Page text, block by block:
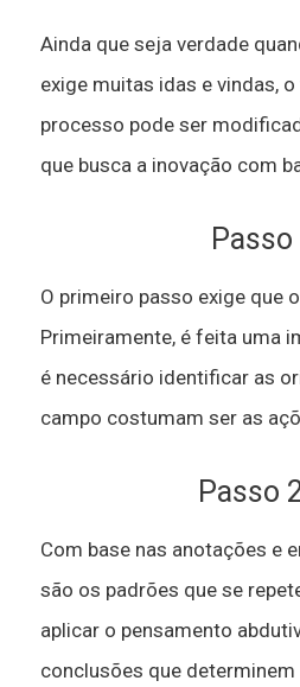
Ainda que seja verdade
exige muitas idas e vindas,
processo pode ser
que busca a inovação com
O primeiro passo exige que
Primeiramente, é feita uma
é necessário identificar as
campo costumam ser as
Passo
Com base nas anotações e
são os padrões que se
aplicar o pensamento
conclusões que determinem